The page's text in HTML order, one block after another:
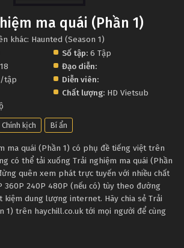
ma quái (Phần 1)
khác: Haunted (Season 1)
tập
Số tập: 6 Tập
Đạo diễn:
Diễn viên:
Chất lượng: HD Vietsub
Chính kịch Bí ẩn
ma quái (Phần 1) có phụ đề tiếng việt trên
có thể tải xuống Trải nghiệm ma quái (Phần
quên xem phát trực tuyến với nhiều chất
360P 240P 480P (nếu có) tùy theo đường
kiệm dung lượng internet. Hãy chia sẻ Trải
1) trên haychill.co.uk tới mọi người để cùng